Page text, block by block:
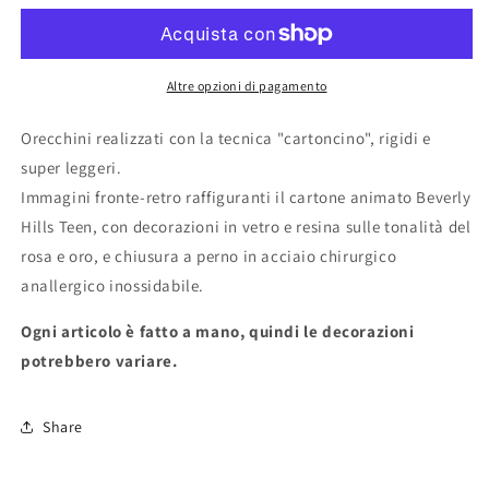
TEENS&quot;TEENS&quot;
Altre opzioni di pagamento
Orecchini realizzati con la tecnica "cartoncino", rigidi e
super leggeri.
Immagini fronte-retro raffiguranti il cartone animato Beverly
Hills Teen, con decorazioni in vetro e resina sulle tonalità del
rosa e oro, e chiusura a perno in acciaio chirurgico
anallergico inossidabile.
Ogni articolo è fatto a mano, quindi le decorazioni
potrebbero variare.
Share